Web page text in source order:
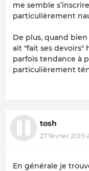
me semble
particulièrement
De plus, quand
ait "fait ses devoirs"
parfois tendance à
particulièrement
tosh
27 février 2019
En générale je